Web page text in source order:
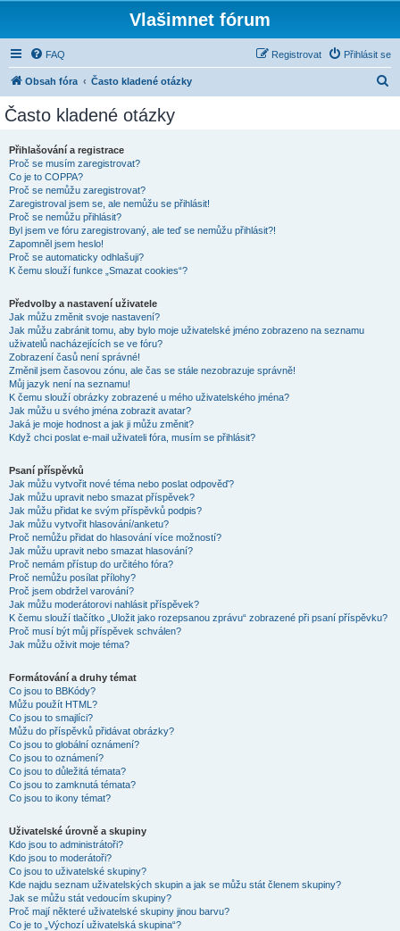
Vlašimnet fórum
FAQ Přihlásit se
Registrovat
Obsah fóra Často kladené otázky
Často kladené otázky
Přihlašování a registrace
Proč se musím zaregistrovat?
Co je to COPPA?
Proč se nemůžu zaregistrovat?
Zaregistroval jsem se, ale nemůžu se přihlásit!
Proč se nemůžu přihlásit?
Byl jsem ve fóru zaregistrovaný, ale teď se nemůžu přihlásit?!
Zapomněl jsem heslo!
Proč se automaticky odhlašuji?
K čemu slouží funkce „Smazat cookies“?
Předvolby a nastavení uživatele
Jak můžu změnit svoje nastavení?
Jak můžu zabránit tomu, aby bylo moje uživatelské jméno zobrazeno na seznamu
uživatelů nacházejících se ve fóru?
Zobrazení časů není správné!
Změnil jsem časovou zónu, ale čas se stále nezobrazuje správně!
Můj jazyk není na seznamu!
K čemu slouží obrázky zobrazené u mého uživatelského jména?
Jak můžu u svého jména zobrazit avatar?
Jaká je moje hodnost a jak ji můžu změnit?
Když chci poslat e-mail uživateli fóra, musím se přihlásit?
Psaní příspěvků
Jak můžu vytvořit nové téma nebo poslat odpověď?
Jak můžu upravit nebo smazat příspěvek?
Jak můžu přidat ke svým příspěvků podpis?
Jak můžu vytvořit hlasování/anketu?
Proč nemůžu přidat do hlasování více možností?
Jak můžu upravit nebo smazat hlasování?
Proč nemám přístup do určitého fóra?
Proč nemůžu posílat přílohy?
Proč jsem obdržel varování?
Jak můžu moderátorovi nahlásit příspěvek?
K čemu slouží tlačítko „Uložit jako rozepsanou zprávu“ zobrazené při psaní příspěvku?
Proč musí být můj příspěvek schválen?
Jak můžu oživit moje téma?
Formátování a druhy témat
Co jsou to BBKódy?
Můžu použít HTML?
Co jsou to smajlíci?
Můžu do příspěvků přidávat obrázky?
Co jsou to globální oznámení?
Co jsou to oznámení?
Co jsou to důležitá témata?
Co jsou to zamknutá témata?
Co jsou to ikony témat?
Uživatelské úrovně a skupiny
Kdo jsou to administrátoři?
Kdo jsou to moderátoři?
Co jsou to uživatelské skupiny?
Kde najdu seznam uživatelských skupin a jak se můžu stát členem skupiny?
Jak se můžu stát vedoucím skupiny?
Proč mají některé uživatelské skupiny jinou barvu?
Co je to „Výchozí uživatelská skupina“?